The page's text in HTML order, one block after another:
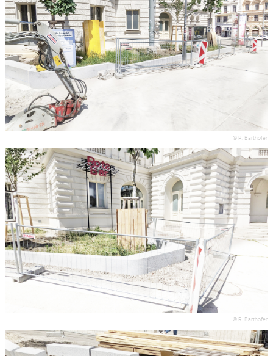
© R. Barthofer
© R. Barthofer